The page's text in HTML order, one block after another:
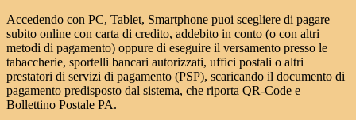
Accedendo con PC, Tablet, Smartphone puoi scegliere di pagare
subito online con carta di credito, addebito in conto (o con altri
metodi di pagamento) oppure di eseguire il versamento presso le
tabaccherie, sportelli bancari autorizzati, uffici postali o altri
prestatori di servizi di pagamento (PSP), scaricando il documento di
pagamento predisposto dal sistema, che riporta QR-Code e
Bollettino Postale PA.